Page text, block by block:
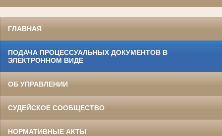
ГЛАВНАЯ
ПОДАЧА ПРОЦЕССУАЛЬНЫХ ДОКУМЕНТОВ В
ЭЛЕКТРОННОМ ВИДЕ
ОБ УПРАВЛЕНИИ
СУДЕЙСКОЕ СООБЩЕСТВО
НОРМАТИВНЫЕ АКТЫ